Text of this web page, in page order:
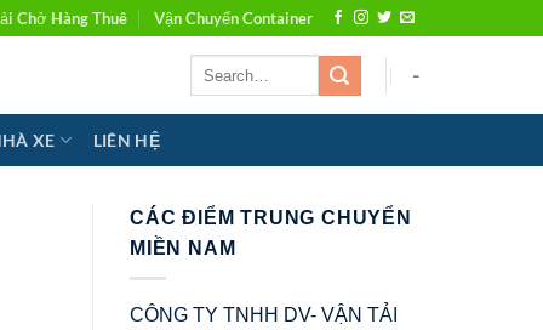
Chở Hàng Thuê Vận Chuyển Container
-
XE LIÊN HỆ
CÁC ĐIỂM TRUNG CHUYỂN
MIỀN NAM
CÔNG TY TNHH DV- VẬN TẢI